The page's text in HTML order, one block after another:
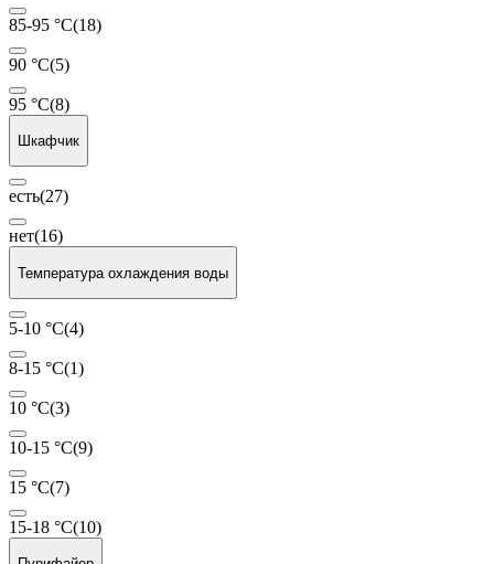
85-95 °С(18)
90 °С(5)
95 °С(8)
Шкафчик
есть(27)
нет(16)
Температура охлаждения воды
5-10 °С(4)
8-15 °С(1)
10 °С(3)
10-15 °С(9)
15 °С(7)
15-18 °С(10)